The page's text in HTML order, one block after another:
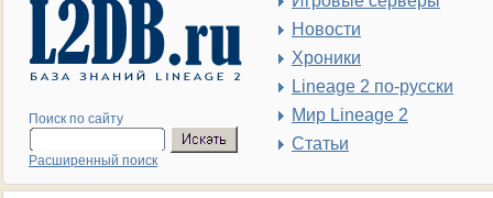
Поиск по сайту
Расширенный поиск
Новости
Хроники
Lineage 2 по-русски
Мир Lineage 2
Статьи